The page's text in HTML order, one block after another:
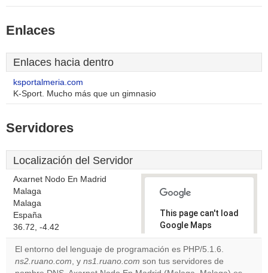
Enlaces
Enlaces hacia dentro
ksportalmeria.com
K-Sport. Mucho más que un gimnasio
Servidores
Localización del Servidor
Axarnet Nodo En Madrid
Malaga
Malaga
España
36.72, -4.42
This page can't load
Google Maps
correctly.
Do you
El entorno del lenguaje de programación es PHP/5.1.6.
ns2.ruano.com, y ns1.ruano.com son tus servidores de